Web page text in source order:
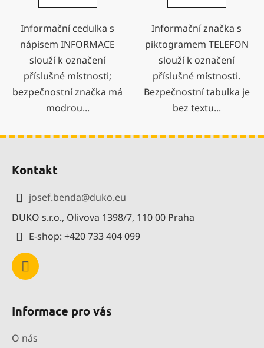
Informační cedulka s
nápisem INFORMACE
slouží k označení
příslušné místnosti;
bezpečnostní značka má
modrou...
Informační značka s
piktogramem TELEFON
slouží k označení
příslušné místnosti.
Bezpečnostní tabulka je
bez textu...
Kontakt
josef.benda@duko.eu
DUKO s.r.o., Olivova 1398/7, 110 00 Praha
E-shop: +420 733 404 099
Informace pro vás
O nás